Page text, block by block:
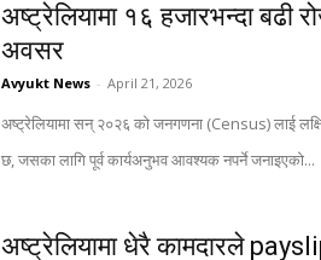
अष्ट्रेलियामा १६ हजारभन्दा बढी
अवसर
Avyukt News - April 21, 2026
अष्ट्रेलियामा सन् २०२६ को जनगणना (Census) लाई
छ, जसका लागि पूर्व कार्यअनुभव आवश्यक नपर्ने जनाइएको...
अष्ट्रेलियामा धेरै कामदारले